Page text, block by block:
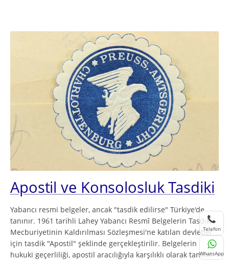
Apostil ve Konsolosluk Tasdiki
Yabancı resmi belgeler, ancak "tasdik edilirse" Türkiye'de
tanınır. 1961 tarihli Lahey Yabancı Resmî Belgelerin Tasdiki
Mecburiyetinin Kaldırılması Sözleşmesi'ne katılan devletler
için tasdik "Apostil" şeklinde gerçekleştirilir. Belgelerin
hukuki geçerliliği, apostil aracılığıyla karşılıklı olarak tanınır.
Telefon
WhatsApp